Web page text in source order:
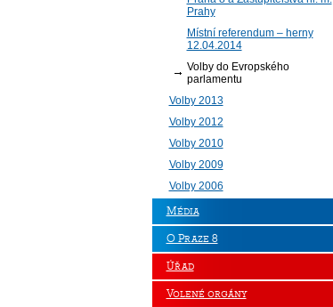
Prahy
Místní referendum – herny
12.04.2014
Volby do Evropského
parlamentu
Volby 2013
Volby 2012
Volby 2010
Volby 2009
Volby 2006
Média
O Praze 8
Úřad
Volené orgány